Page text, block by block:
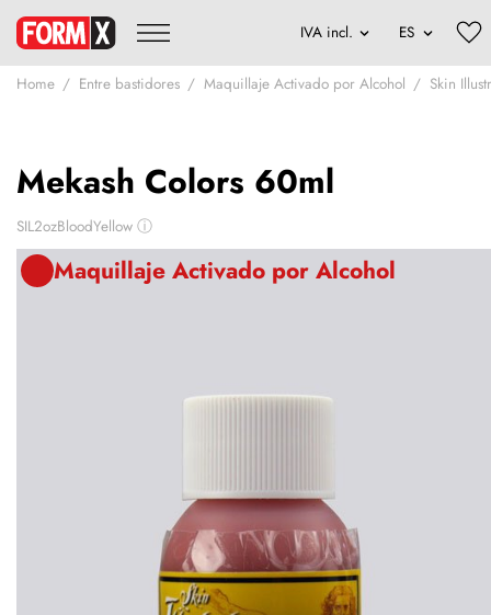
Home Entre bastidores Maquillaje Activado por Alcohol Skin
Mekash Colors 60ml
SIL2ozBloodYellow ⓘ
Maquillaje Activado por Alcohol